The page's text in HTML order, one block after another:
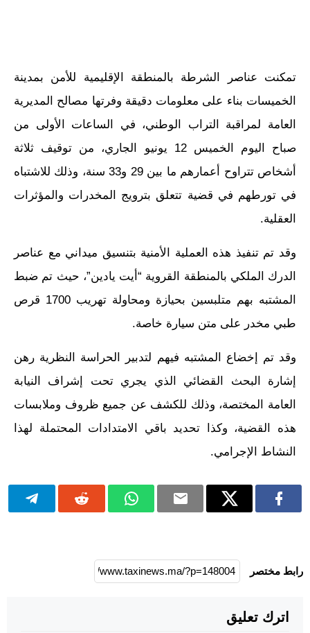
تمكنت عناصر الشرطة بالمنطقة الإقليمية للأمن بمدينة
الخميسات بناء على معلومات دقيقة وفرتها مصالح المديرية
العامة لمراقبة التراب الوطني، في الساعات الأولى من
صباح اليوم الخميس 12 يونيو الجاري، من توقيف ثلاثة
أشخاص تتراوح أعمارهم ما بين 29 و33 سنة، وذلك للاشتباه
في تورطهم في قضية تتعلق بترويج المخدرات والمؤثرات
العقلية.
وقد تم تنفيذ هذه العملية الأمنية بتنسيق ميداني مع عناصر
الدرك الملكي بالمنطقة القروية “أيت يادين”، حيث تم ضبط
المشتبه بهم متلبسين بحيازة ومحاولة تهريب 1700 قرص
طبي مخدر على متن سيارة خاصة.
وقد تم إخضاع المشتبه فيهم لتدبير الحراسة النظرية رهن
إشارة البحث القضائي الذي يجري تحت إشراف النيابة
العامة المختصة، وذلك للكشف عن جميع ظروف وملابسات
هذه القضية، وكذا تحديد باقي الامتدادات المحتملة لهذا
النشاط الإجرامي.
رابط مختصر
اترك تعليق